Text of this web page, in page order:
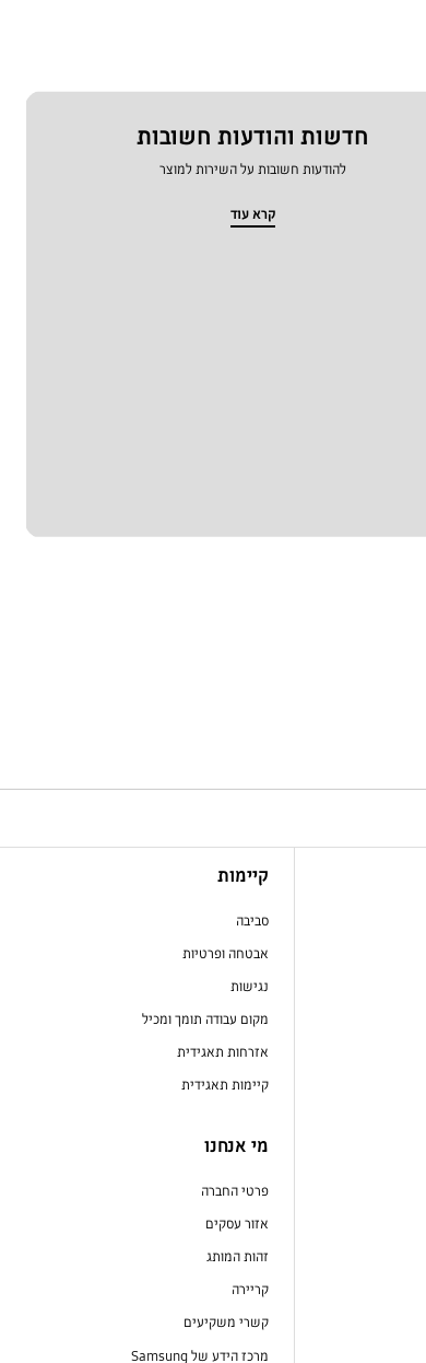
חדשות והודעות חשובות
להודעות חשובות על השירות למוצר
קרא עוד
קיימות
סביבה
אבטחה ופרטיות
נגישות
מקום עבודה תומך ומכיל
אזרחות תאגידית
קיימות תאגידית
מי אנחנו
פרטי החברה
אזור עסקים
זהות המותג
קריירה
קשרי משקיעים
מרכז הידע של Samsung